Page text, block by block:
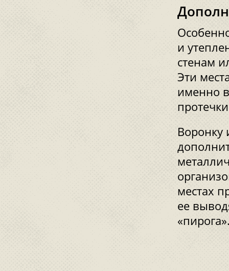
и
стенам
Эти
именно
Воронку
местах
ее